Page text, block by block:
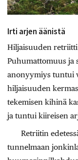
Irti arjen äänistä
Hiljaisuuden retriitti
Puhumattomuus ja
anonyymiys tuntui
hiljaisuuden
tekemisen kihinä
ja tuntui kiireisen
Retriitin
tunnelmaan